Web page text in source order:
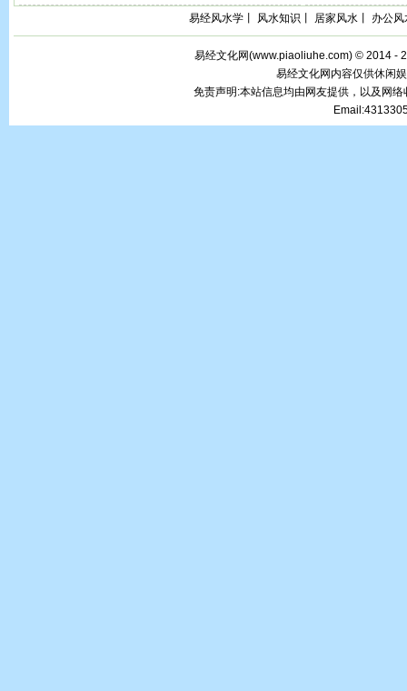
易经风水学
风水知识 居家风水 办公风
易经文化网(www.piaoliuhe.com) © 2014 -
易经文化网内容仅供休闲
免责声明:本站信息均由网友提供，以及网